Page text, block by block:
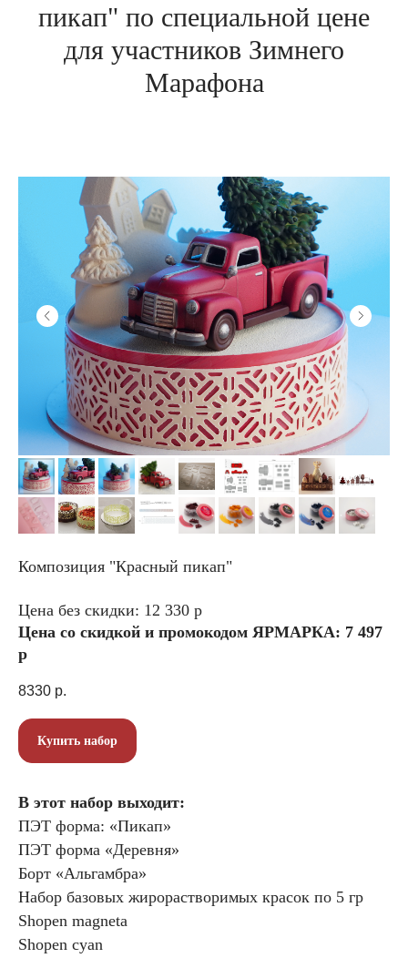
пикап" по специальной цене
для участников Зимнего
Марафона
Композиция "Красный пикап"
Цена без скидки: 12 330 р
Цена со скидкой и промокодом ЯРМАРКА: 7 497
р
8330 р.
Купить набор
В этот набор выходит:
ПЭТ форма: «Пикап»
ПЭТ форма «Деревня»
Борт «Альгамбра»
Набор базовых жирорастворимых красок по 5 гр
Shopen magneta
Shopen cyan